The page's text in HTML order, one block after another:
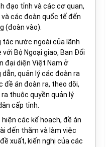
đạo tỉnh và các cơ quan,
các đoàn quốc tế đến
(đoàn vào).
tác nước ngoài của lãnh
Bộ Ngoại giao, Ban Đối
đại diện Việt Nam ở
quản lý các đoàn ra
đề án đoàn ra, theo dõi,
thuộc quyền quản lý
cấp tỉnh.
các kế hoạch, đề án
đến thăm và làm việc
xuất, kiến nghị của các